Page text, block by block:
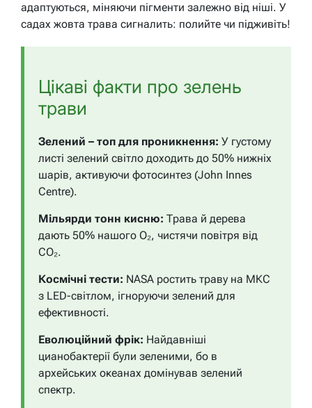
адаптуються, міняючи пігменти залежно від ніші. У
садах жовта трава сигналить: полийте чи підживіть!
Цікаві факти про зелень
трави
Зелений – топ для проникнення: У густому
листі зелений світло доходить до 50% нижніх
шарів, активуючи фотосинтез (John Innes
Centre).
Мільярди тонн кисню: Трава й дерева
дають 50% нашого O₂, чистячи повітря від
CO₂.
Космічні тести: NASA ростить траву на МКС
з LED-світлом, ігноруючи зелений для
ефективності.
Еволюційний фрік: Найдавніші
цианобактерії були зеленими, бо в
архейських океанах домінував зелений
спектр.